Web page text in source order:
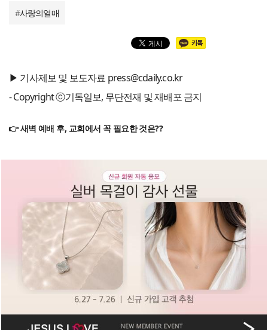
#사랑의열매
▶ 기사제보 및 보도자료 press@cdaily.co.kr
- Copyright ⓒ기독일보, 무단전재 및 재배포 금지
👉 새벽 예배 후, 교회에서 꼭 필요한 것은??